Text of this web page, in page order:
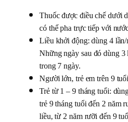
Thuốc được điều chế dưới
có thể pha trực tiếp với
Liều khởi động: dùng 4
Những ngày sau đó dùng 3
trong 7 ngày.
Người lớn, trẻ em trên 9
Trẻ từ 1 – 9 tháng tuổi:
trẻ 9 tháng tuổi đến 2 năm
liều, từ 2 năm rưỡi đến 9